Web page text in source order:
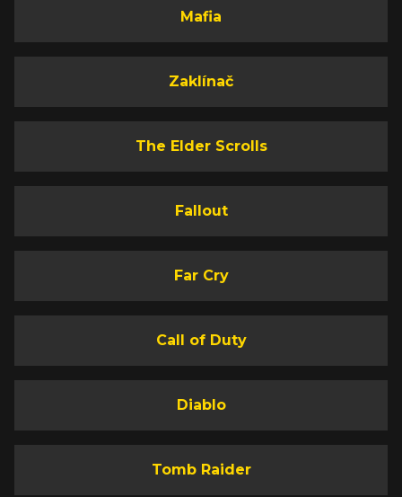
Mafia
Zaklínač
The Elder Scrolls
Fallout
Far Cry
Call of Duty
Diablo
Tomb Raider